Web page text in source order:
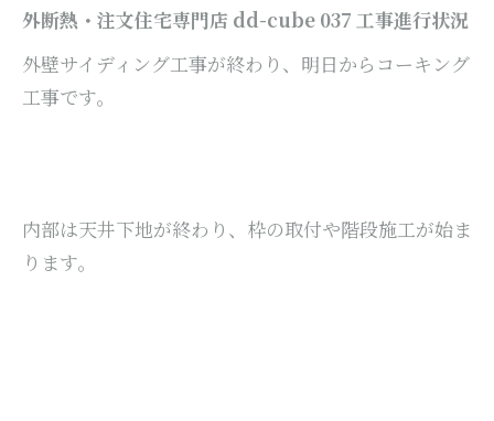
外断熱・注文住宅専門店 dd-cube 037 工事進行状況
外壁サイディング工事が終わり、明日からコーキング
工事です。
内部は天井下地が終わり、枠の取付や階段施工が始ま
ります。